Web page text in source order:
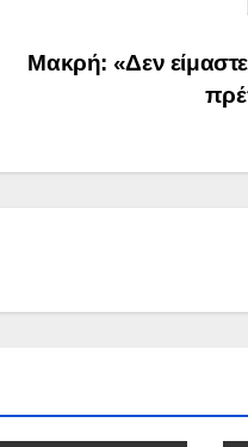
Μακρή: «Δεν